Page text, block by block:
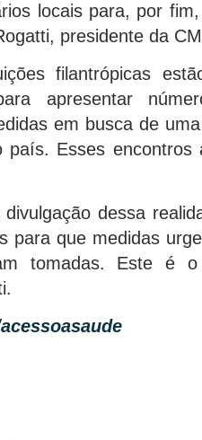
locais para, por
presidente da
filantrópicas
apresentar
em busca de
Esses encontros
dessa
para que medidas
tomadas. Este é